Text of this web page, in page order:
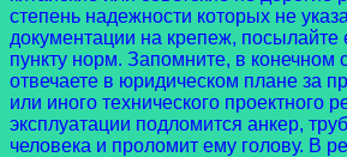
степень надежности которых не
документации на крепеж,
пункту норм. Запомните, в конечном
отвечаете в юридическом плане за
или иного технического проектного
эксплуатации подломится анкер,
человека и проломит ему голову. В